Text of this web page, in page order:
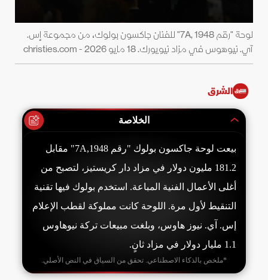
لوحة "رقم 7A, 1948" للفنان جاكسون بولوك، من مجموعة إس.
آي. نيوهوس في مزاد نيويورك. 18 مايو 2026 - christies.com
الشرق
الخلاصة
بيعت لوحة جاكسون بولوك "رقم 7A,1948" مقابل
181.2 مليون دولار في مزاد دار كريستيز، لتصبح من
أغلى الأعمال الفنية المباعة. استخدم بولوك فيها تقنية
التنقيط لأول مرة. اللوحة كانت مملوكة لقطب الإعلام
إس. آي. نيوز هاوس، وبلغت مبيعات تركة نيوهاوس
1.1 مليار دولار في مزاد ثانٍ.
*ملخص بالذكاء الاصطناعي. تحقق من السياق في النص الأصلي.